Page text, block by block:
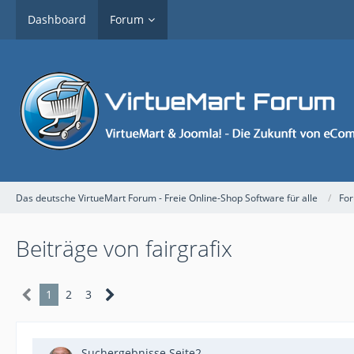
Dashboard Forum
Das deutsche VirtueMart Forum - Freie Online-Shop Software für alle
Beiträge von fairgrafix
1 2 3